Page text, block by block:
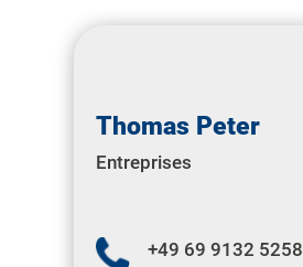
Thomas Peter
Entreprises
+49 69 9132 5258